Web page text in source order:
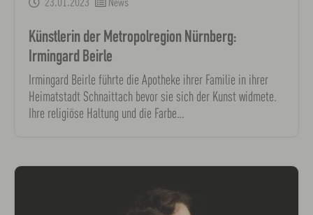
Künstlerin der Metropolregion Nürnberg:
Irmingard Beirle
Irmingard Beirle führte die Apotheke ihrer Familie in ihrer
Heimatstadt Schnaittach bevor sie sich der Kunst widmete.
Ihre religiöse Haltung und die Farbe…